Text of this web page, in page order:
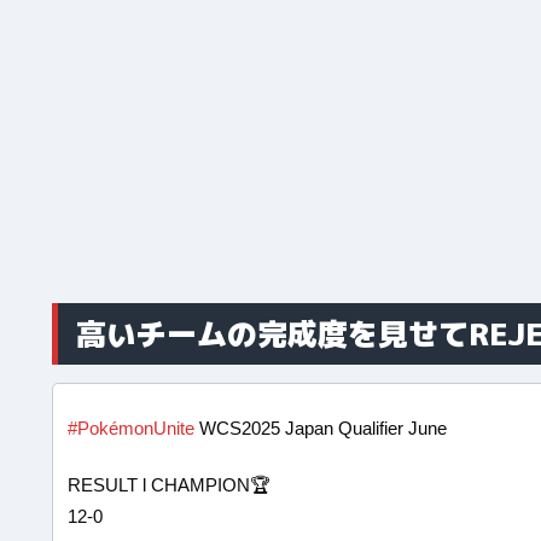
高いチームの完成度を見せて
#PokémonUniteWCS2025 Japan Qualifier June
RESULT l CHAMPION🏆
12-0